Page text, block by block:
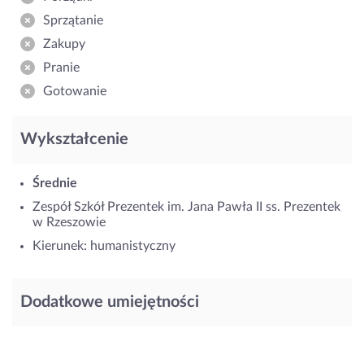
Sprzątanie
Zakupy
Pranie
Gotowanie
Wykształcenie
Średnie
Zespół Szkół Prezentek im. Jana Pawła II ss. Prezentek
w Rzeszowie
Kierunek: humanistyczny
Dodatkowe umiejętności